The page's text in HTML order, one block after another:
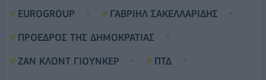
EUROGROUP
ΓΑΒΡΙΗΛ ΣΑΚΕΛΛΑΡΙΔΗΣ
ΠΡΟΕΔΡΟΣ ΤΗΣ ΔΗΜΟΚΡΑΤΙΑΣ
ΖΑΝ ΚΛΟΝΤ ΓΙΟΥΝΚΕΡ
ΠΤΔ